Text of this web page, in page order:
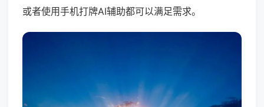
或者使用手机打牌AI辅助都可以满足需求。